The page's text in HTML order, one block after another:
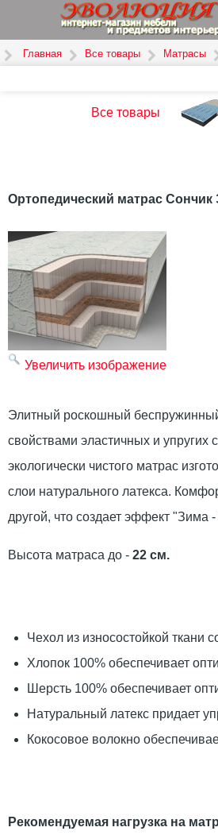
Главная Все товары Матрасы
Все товары
Ортопедический матрас Сончик
Увеличить изображение
Элитный роскошный
свойствами эластичных и упругих
экологически чистого матрас
слои натурального латекса.
другой, что создает эффект "Зима
Высота матраса до - 22 см.
Чехол из износостойкой ткани
Хлопок 100% обеспечивает
Шерсть 100% обеспечивает
Натуральный латекс придает
Кокосовое волокно
Рекомендуемая нагрузка на